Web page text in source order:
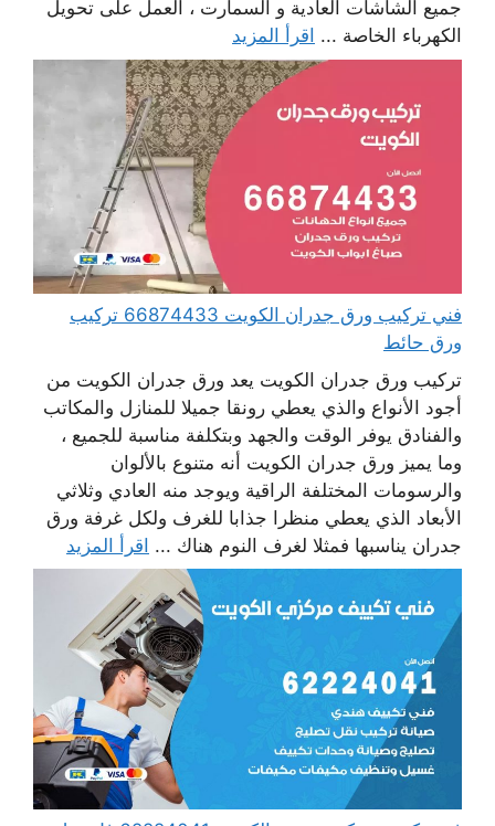
جميع الشاشات العادية و السمارت ، العمل على تحويل
الكهرباء الخاصة ... اقرأ المزيد
فني تركيب ورق جدران الكويت 66874433 تركيب
ورق حائط
تركيب ورق جدران الكويت يعد ورق جدران الكويت من
أجود الأنواع والذي يعطي رونقا جميلا للمنازل والمكاتب
والفنادق يوفر الوقت والجهد وبتكلفة مناسبة للجميع ،
وما يميز ورق جدران الكويت أنه متنوع بالألوان
والرسومات المختلفة الراقية ويوجد منه العادي وثلاثي
الأبعاد الذي يعطي منظرا جذابا للغرف ولكل غرفة ورق
جدران يناسبها فمثلا لغرف النوم هناك ... اقرأ المزيد